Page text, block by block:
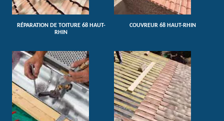
RÉPARATION DE TOITURE 68 HAUT-
RHIN
COUVREUR 68 HAUT-RHIN